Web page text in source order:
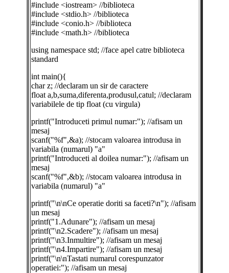
#include <iostream> //biblioteca
#include <stdio.h> //biblioteca
#include <conio.h> //biblioteca
#include <math.h> //biblioteca
using namespace std; //face apel catre biblioteca
standard
int main(){
char z; //declaram un sir de caractere
float a,b,suma,diferenta,produsul,catul; //declaram
variabilele de tip float (cu virgula)
printf("Introduceti primul numar:"); //afisam un
mesaj
scanf("%f",&a); //stocam valoarea introdusa in
variabila (numarul) "a"
printf("Introduceti al doilea numar:"); //afisam un
mesaj
scanf("%f",&b); //stocam valoarea introdusa in
variabila (numarul) "a"
printf("\n\nCe operatie doriti sa faceti?\n"); //afisam
un mesaj
printf("1.Adunare"); //afisam un mesaj
printf("\n2.Scadere"); //afisam un mesaj
printf("\n3.Inmultire"); //afisam un mesaj
printf("\n4.Impartire"); //afisam un mesaj
printf("\n\nTastati numarul corespunzator
operatiei:"); //afisam un mesaj